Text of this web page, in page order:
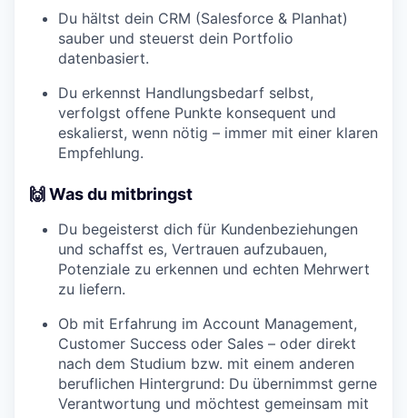
Du hältst dein CRM (Salesforce & Planhat)
sauber und steuerst dein Portfolio
datenbasiert.
Du erkennst Handlungsbedarf selbst,
verfolgst offene Punkte konsequent und
eskalierst, wenn nötig – immer mit einer klaren
Empfehlung.
🙌 Was du mitbringst
Du begeisterst dich für Kundenbeziehungen
und schaffst es, Vertrauen aufzubauen,
Potenziale zu erkennen und echten Mehrwert
zu liefern.
Ob mit Erfahrung im Account Management,
Customer Success oder Sales – oder direkt
nach dem Studium bzw. mit einem anderen
beruflichen Hintergrund: Du übernimmst gerne
Verantwortung und möchtest gemeinsam mit